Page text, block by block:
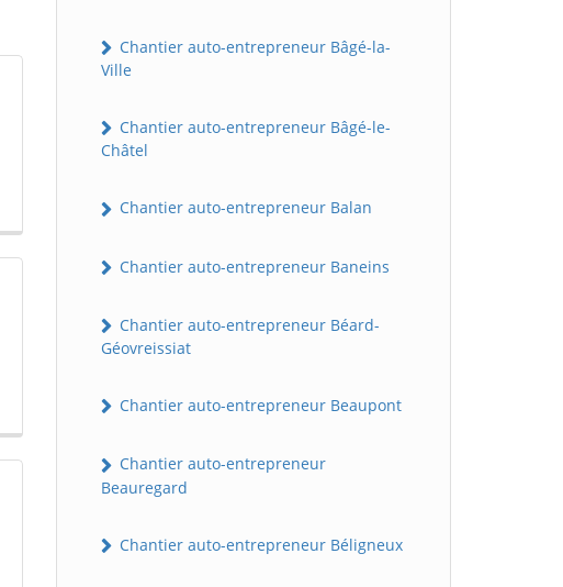
Chantier auto-entrepreneur Bâgé-la-
Ville
Chantier auto-entrepreneur Bâgé-le-
Châtel
Chantier auto-entrepreneur Balan
Chantier auto-entrepreneur Baneins
Chantier auto-entrepreneur Béard-
Géovreissiat
Chantier auto-entrepreneur Beaupont
Chantier auto-entrepreneur
Beauregard
Chantier auto-entrepreneur Béligneux